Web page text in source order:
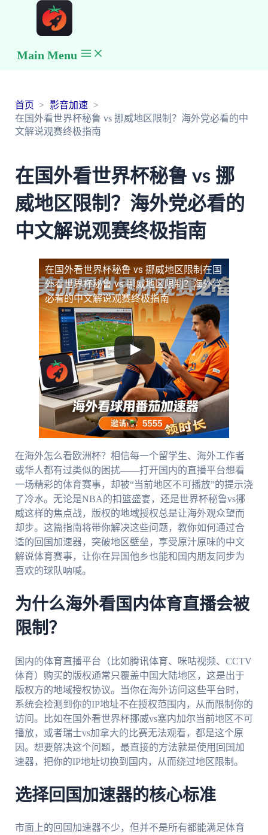
Main Menu
首页
影音加速
在国外看世界杯秘鲁 vs 挪威地区限制？海外党必看的中
文解说观赛终极指南
在国外看世界杯秘鲁 vs 挪
威地区限制？海外党必看的
中文解说观赛终极指南
在国外看世界杯秘鲁 vs 挪威地区限制 在国
外看世界杯秘鲁 vs 挪威地区限制？海外党
必看的中文解说观赛终极指南
在海外怎么看欧洲杯？相信每一个留学生、海外工作者
或华人都有过类似的困扰——打开国内的直播平台想看
一场精彩的体育赛事，却被“当前地区不可播放”的提示浇
了冷水。无论是NBA的扣篮盛宴，还是世界杯秘鲁vs挪
威这样的焦点战，版权的地域授权总是让海外观众望而
却步。这篇指南将带你解决这些问题，教你如何通过合
适的回国加速器，突破地区壁垒，享受原汁原味的中文
解说体育赛事，让你在异国他乡也能和国内朋友同步为
喜欢的球队呐喊。
为什么海外看国内体育直播会被
限制？
国内的体育直播平台（比如腾讯体育、咪咕视频、CCTV
体育）购买的版权通常只覆盖中国大陆地区，这是出于
版权方的地域授权协议。当你在海外访问这些平台时，
系统会检测到你的IP地址不在授权范围内，从而限制你的
访问。比如在国外看世界杯挪威vs塞内加尔当前地区不可
播放，或者瑞士vs加拿大的比赛无法观看，都是这个原
因。想要解决这个问题，最直接的方法就是使用回国加
速器，把你的IP地址切换到国内，从而绕过地区限制。
选择回国加速器的核心标准
市面上的回国加速器不少，但并不是所有都能满足体育